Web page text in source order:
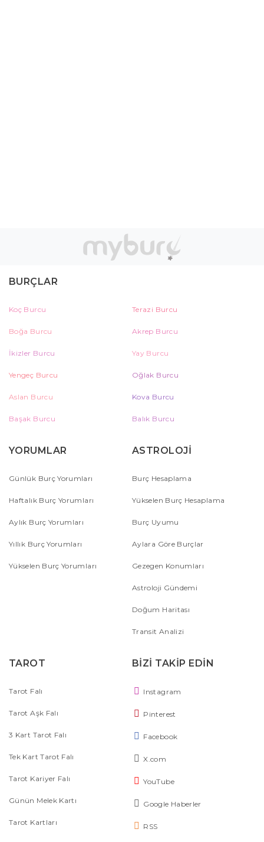
BURÇLAR
Koç Burcu Terazi Burcu
Boğa Burcu Akrep Burcu
İkizler Burcu Yay Burcu
Yengeç Burcu Oğlak Burcu
Aslan Burcu Kova Burcu
Başak Burcu Balık Burcu
YORUMLAR
Günlük Burç Yorumları
Haftalık Burç Yorumları
Aylık Burç Yorumları
Yıllık Burç Yorumları
Yükselen Burç Yorumları
ASTROLOJİ
Burç Hesaplama
Yükselen Burç Hesaplama
Burç Uyumu
Aylara Göre Burçlar
Gezegen Konumları
Astroloji Gündemi
Doğum Haritası
Transit Analizi
TAROT
Tarot Falı
Tarot Aşk Falı
3 Kart Tarot Falı
Tek Kart Tarot Falı
Tarot Kariyer Falı
Günün Melek Kartı
Tarot Kartları
BİZİ TAKİP EDİN
Instagram
Pinterest
Facebook
X.com
YouTube
Google Haberler
RSS